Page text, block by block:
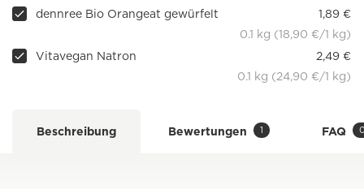
dennree Bio Orangeat gewürfelt
1,89 €
0.1 kg (18,90 €/1 kg)
Vitavegan Natron
2,49 €
0.1 kg (24,90 €/1 kg)
Beschreibung Bewertungen 1 FAQ